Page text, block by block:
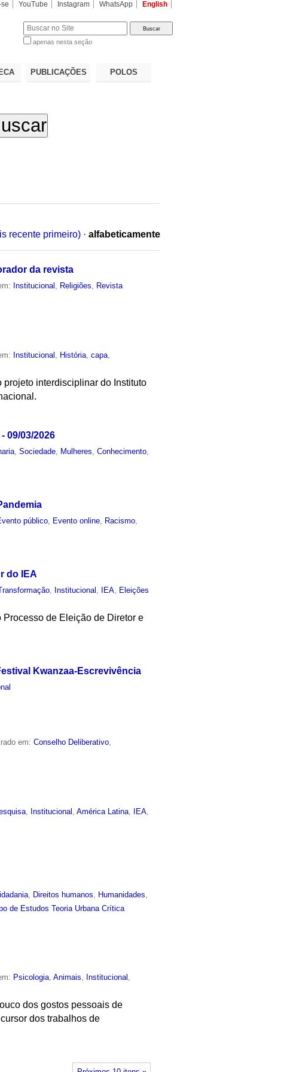
YouTube Instagram WhatsApp English
apenas nesta seção
PUBLICAÇÕES POLOS
recente primeiro) · alfabeticamente
da revista
Institucional Religiões
Revista
Institucional História ,capa
projeto interdisciplinar do Instituto
09/03/2026
,Sociedade, Mulheres,Conhecimento,
público, Evento online, Racismo,
do IEA
Institucional IEA
Eleições
de Eleição de Diretor e
Kwanzaa-Escrevivência
em:Conselho Deliberativo,
Institucional ,América Latina IEA
Direitos humanos Humanidades
de Estudos Teoria Urbana Crítica
Psicologia,Animais, Institucional ,
dos gostos pessoais de
dos trabalhos de